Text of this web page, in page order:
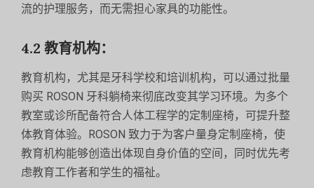
流的护理服务，而无需担心家具的功能性。
4.2 教育机构：
教育机构，尤其是牙科学校和培训机构，可以通过批量
购买 ROSON 牙科躺椅来彻底改变其学习环境。为多个
教室或诊所配备符合人体工程学的定制座椅，可提升整
体教育体验。ROSON 致力于为客户量身定制座椅，使
教育机构能够创造出体现自身价值的空间，同时优先考
虑教育工作者和学生的福祉。